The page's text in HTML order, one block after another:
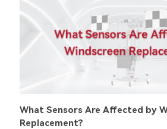
What Sensors Are Affected by
Replacement?